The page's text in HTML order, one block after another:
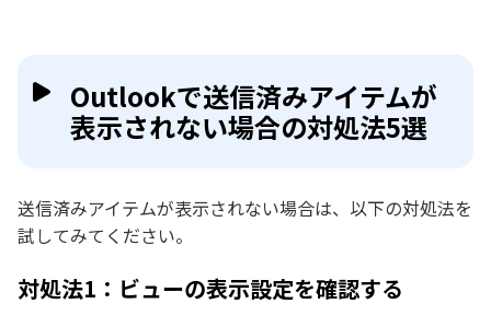
Outlookで送信済みアイテムが
表示されない場合の対処法5選
送信済みアイテムが表示されない場合は、以下の対処法を
試してみてください。
対処法1：ビューの表示設定を確認する